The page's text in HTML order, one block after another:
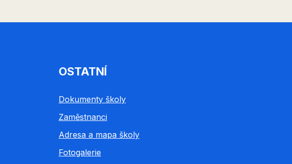
OSTATNÍ
Dokumenty školy
Zaměstnanci
Adresa a mapa školy
Fotogalerie